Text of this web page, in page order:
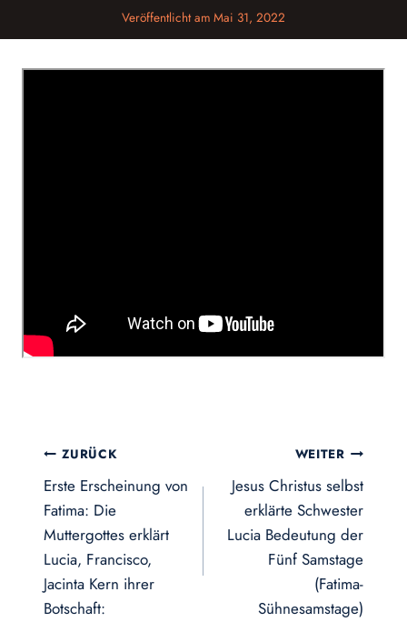
Veröffentlicht am Mai 31, 2022
Beitragsnavigation
ZURÜCK
Erste Erscheinung von
Fatima: Die
Muttergottes erklärt
Lucia, Francisco,
Jacinta Kern ihrer
Botschaft:
WEITER
Jesus Christus selbst
erklärte Schwester
Lucia Bedeutung der
Fünf Samstage
(Fatima-
Sühnesamstage)